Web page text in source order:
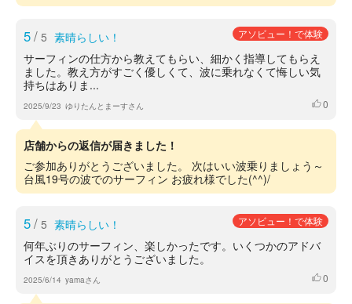
5/ 5 素晴らしい！ アソビュー！で体験
サーフィンの仕方から教えてもらい、細かく指導してもらえ
ました。教え方がすごく優しくて、波に乗れなくて悔しい気
持ちはありま...
2025/9/23 ゆりたんとまーすさん いいね
0
店舗からの返信が届きました！
ご参加ありがとうございました。 次はいい波乗りましょう～
台風19号の波でのサーフィン お疲れ様でした(^^)/
5/ 5 素晴らしい！ アソビュー！で体験
何年ぶりのサーフィン、楽しかったです。いくつかのアドバ
イスを頂きありがとうございました。
2025/6/14 yamaさん いいね
0